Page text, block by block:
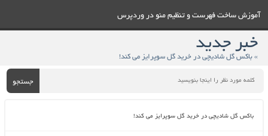
آموزش ساخت فهرست و تنظيم منو در وردپرس
خبر جدید
» باکس گل شادیچی در خرید گل سوپرایز می کند!
جستجو
باکس گل شادیچی در خرید گل سوپرایز می کند!